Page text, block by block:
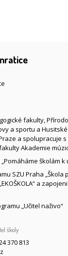
fakulty,
a sportu a
a spolupracuje
Akademie
školám k
SZU Praha „Škola
a
„Učitel naživo“
školy
370 813